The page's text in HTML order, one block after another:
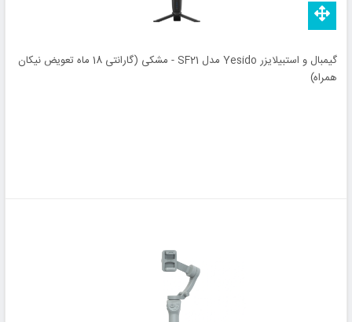
گیمبال و استبیلایزر Yesido مدل SF21 - مشکی (گارانتی 18 ماه تعویض نیکان
همراه)